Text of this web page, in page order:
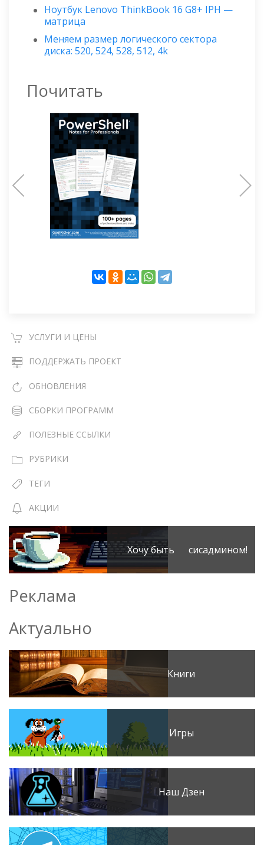
Ноутбук Lenovo ThinkBook 16 G8+ IPH —
матрица
Меняем размер логического сектора
диска: 520, 524, 528, 512, 4k
Почитать
УСЛУГИ И ЦЕНЫ
ПОДДЕРЖАТЬ ПРОЕКТ
ОБНОВЛЕНИЯ
СБОРКИ ПРОГРАММ
ПОЛЕЗНЫЕ ССЫЛКИ
РУБРИКИ
ТЕГИ
АКЦИИ
Хочу быть сисадмином!
Реклама
Актуально
Книги
Игры
Наш Дзен